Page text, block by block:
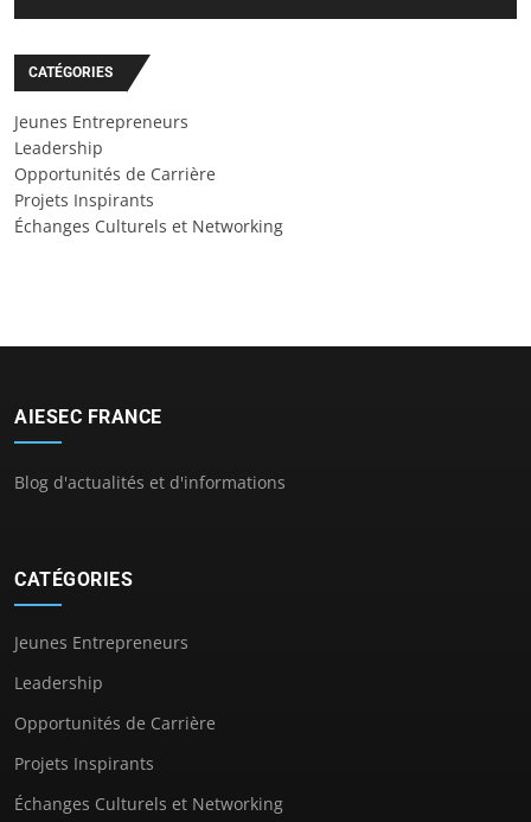
CATÉGORIES
Jeunes Entrepreneurs
Leadership
Opportunités de Carrière
Projets Inspirants
Échanges Culturels et Networking
AIESEC FRANCE
Blog d'actualités et d'informations
CATÉGORIES
Jeunes Entrepreneurs
Leadership
Opportunités de Carrière
Projets Inspirants
Échanges Culturels et Networking